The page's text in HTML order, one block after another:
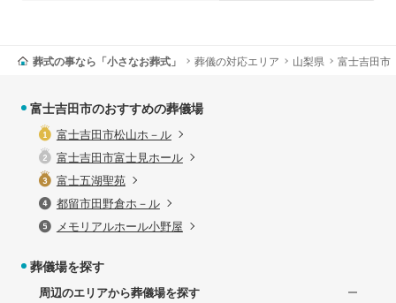
葬式の事なら「小さなお葬式」 葬儀の対応エリア 山梨県 富士吉田市
富士吉田市のおすすめの葬儀場
富士吉田市松山ホ－ル
富士吉田市富士見ホール
富士五湖聖苑
都留市田野倉ホ－ル
メモリアルホール小野屋
葬儀場を探す
周辺のエリアから葬儀場を探す